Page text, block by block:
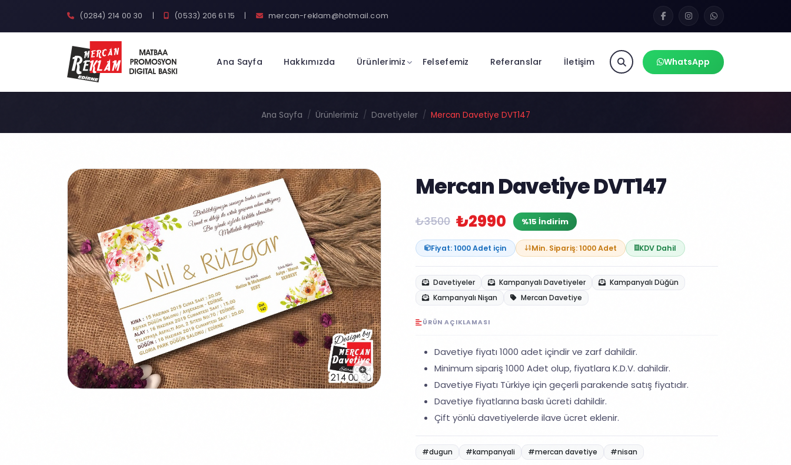
(0284) 214 00 30 | (0533) 206 61 15 | mercan-reklam@hotmail.com
Ana Sayfa Hakkımızda Ürünlerimiz Felsefemiz Referanslar İletişim WhatsApp
Ana Sayfa Ürünlerimiz Davetiyeler Mercan Davetiye DVT147
Mercan Davetiye DVT147
₺3500 ₺2990 %15 İndirim
Fiyat: 1000 Adet için Min. Sipariş: 1000 Adet KDV Dahil
Davetiyeler Kampanyalı Davetiyeler
Kampanyalı Düğün
Kampanyalı Nişan
Mercan Davetiye
ÜRÜN AÇIKLAMASI
Davetiye fiyatı 1000 adet içindir ve zarf dahildir.
Minimum sipariş 1000 Adet olup, fiyatlara K.D.V. dahildir.
Davetiye Fiyatı Türkiye için geçerli parakende satış fiyatıdır.
Davetiye fiyatlarına baskı ücreti dahildir.
Çift yönlü davetiyelerde ilave ücret eklenir.
#dugun #kampanyali #mercan davetiye #nisan